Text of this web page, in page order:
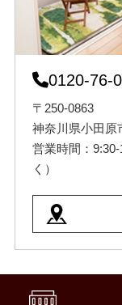
0120-76-
〒250-0863
神奈川県小田原
営業時間：
く）